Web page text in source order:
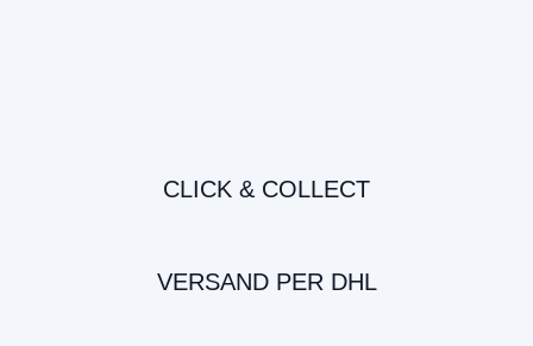
CLICK & COLLECT
VERSAND PER DHL